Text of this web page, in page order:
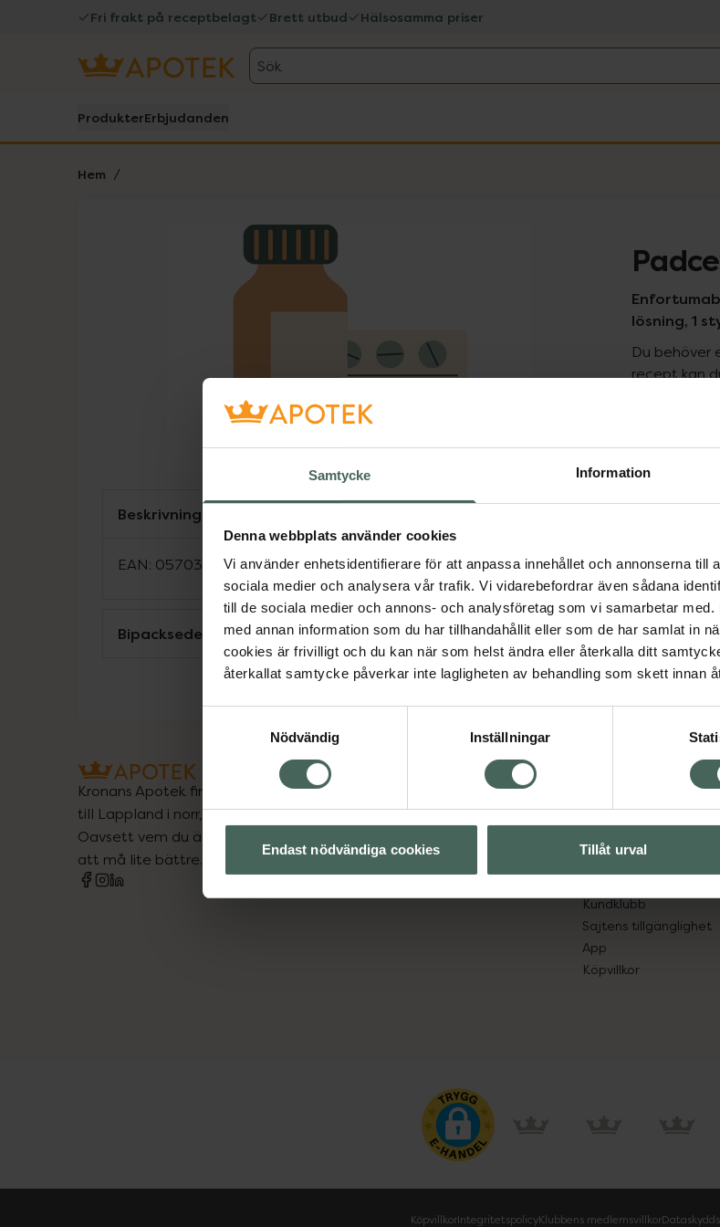
Samtycke Information
Denna webbplats använder cookies
Vi använder enhetsidentifierare för att anpassa innehållet och annonserna till
sociala medier och analysera vår trafik. Vi vidarebefordrar även sådana
till de sociala medier och annons- och analysföretag som vi samarbetar
med annan information som du har tillhandahållit eller som de har samlat in
cookies är frivilligt och du kan när som helst ändra eller återkalla ditt
återkallat samtycke påverkar inte lagligheten av behandling som skett innan
Nödvändig
Inställningar
Endast nödvändiga cookies Tillåt urval
Fri frakt på receptbelagt Brett utbud Hälsosamma priser
Sök
ProdukterErbjudanden
Hem
Lista: . Innehåller 1 objekt.
lösning, 1
Du behöver
recept kan
Aktuella
Beskrivning
EAN: 05703483060039
Bipacksedel från FASS Visa
Kronans Apotek finns här för dig. Du hittar oss från Skåne i syd
till Lappland i norr, och online i mobilen och på datorn.
Oavsett vem du är så är det vårt uppdrag att hjälpa just dig
att må lite bättre. Välkommen att prata med oss.
Handla tryggt
Kundklubb
Sajtens tillgänglighet
App
Köpvillkor
KöpvillkorIntegritetspolicyKlubbens medlemsvillkor